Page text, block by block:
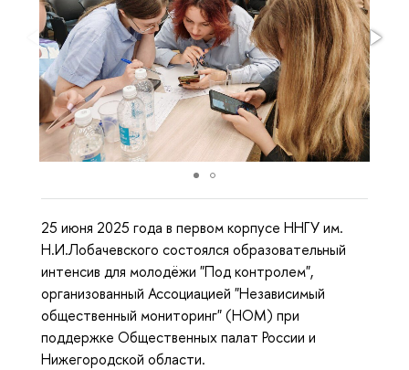
25 июня 2025 года в первом корпусе ННГУ им.
Н.И.Лобачевского состоялся образовательный
интенсив для молодёжи "Под контролем",
организованный Ассоциацией "Независимый
общественный мониторинг" (НОМ) при
поддержке Общественных палат России и
Нижегородской области.